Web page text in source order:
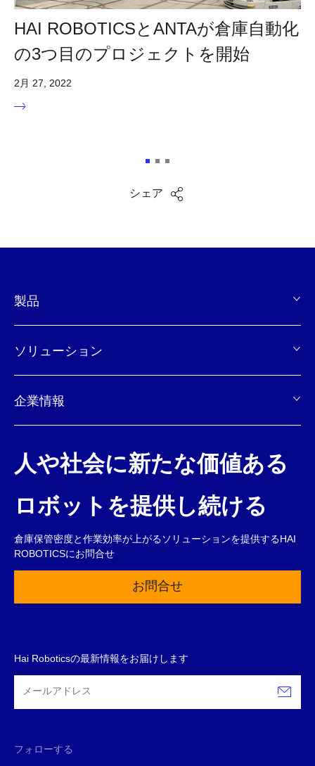
シェア
HAI ROBOTICSとANTAが倉庫自動化
の3つ目のプロジェクトを開始
2月 27, 2022
脚
製品
ソリューション
企業情報
人や社会に新たな価値ある
ロボットを提供し続ける
倉庫保管密度と作業効率が上がるソリューションを提供するHAI
ROBOTICSにお問合せ
お問合せ
Hai Roboticsの最新情報をお届けします
フォローする